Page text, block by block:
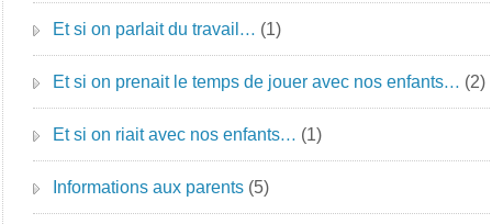
Et si on parlait du travail… (1)
Et si on prenait le temps de jouer avec nos enfants… (2)
Et si on riait avec nos enfants… (1)
Informations aux parents (5)